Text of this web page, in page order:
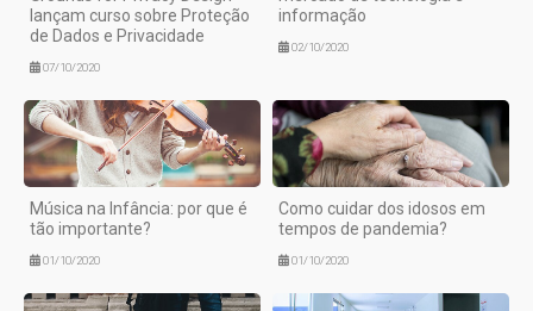
lançam curso sobre Proteção
de Dados e Privacidade
07/10/2020
informação
02/10/2020
Música na Infância: por que é
tão importante?
01/10/2020
Como cuidar dos idosos em
tempos de pandemia?
01/10/2020